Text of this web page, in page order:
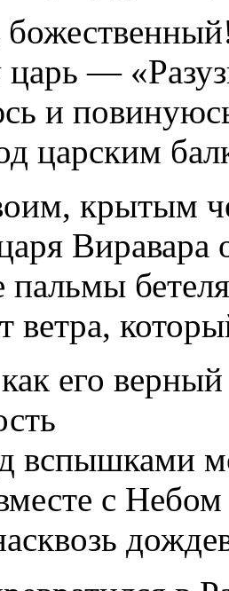
царь —
и
царским
крытым
Виравара
пальмы
ветра,
его
вспышками
с Небом